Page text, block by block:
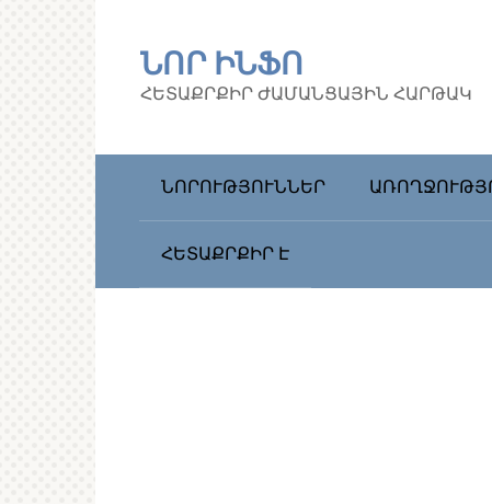
ՆՈՐ ԻՆՖՈ
ՀԵՏԱՔՐՔԻՐ ԺԱՄԱՆՑԱՅԻՆ ՀԱՐԹԱԿ
ՆՈՐՈՒԹՅՈՒՆՆԵՐ
ՀԵՏԱՔՐՔԻՐ Է